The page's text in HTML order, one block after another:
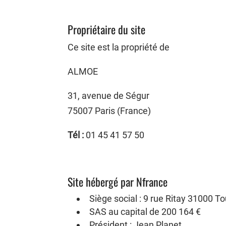
Propriétaire du site
Ce site est la propriété de
ALMOE
31, avenue de Ségur
75007 Paris (France)
Tél : 01 45 41 57 50
Site hébergé par Nfrance
Siège social : 9 rue Ritay 31000
SAS au capital de 200 164 €